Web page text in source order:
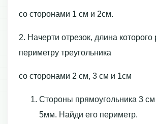
со сторонами 1 см и 2см.
2. Начерти отрезок, длина которого
периметру треугольника
со сторонами 2 см, 3 см и 1см
Стороны прямоугольника 3
5мм. Найди его периметр.